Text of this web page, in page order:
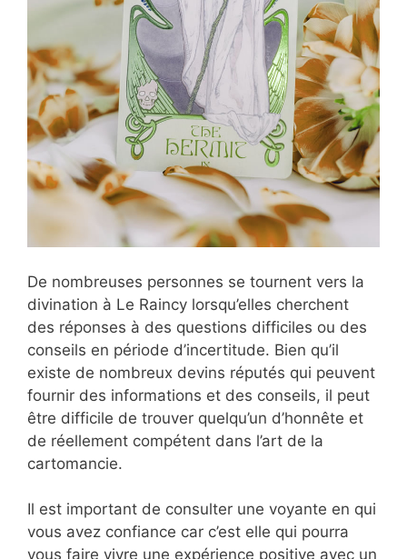
De nombreuses personnes se tournent vers la
divination à Le Raincy lorsqu’elles cherchent
des réponses à des questions difficiles ou des
conseils en période d’incertitude. Bien qu’il
existe de nombreux devins réputés qui peuvent
fournir des informations et des conseils, il peut
être difficile de trouver quelqu’un d’honnête et
de réellement compétent dans l’art de la
cartomancie.
Il est important de consulter une voyante en qui
vous avez confiance car c’est elle qui pourra
vous faire vivre une expérience positive avec un